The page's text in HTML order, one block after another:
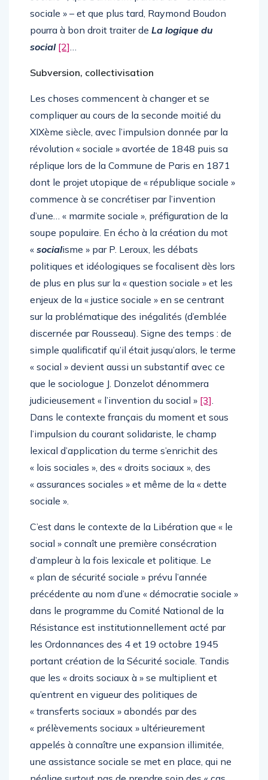
sociale » – et que plus tard, Raymond Boudon
pourra à bon droit traiter de La logique du
social [2]…
Subversion, collectivisation
Les choses commencent à changer et se
compliquer au cours de la seconde moitié du
XIXème siècle, avec l’impulsion donnée par la
révolution « sociale » avortée de 1848 puis sa
réplique lors de la Commune de Paris en 1871
dont le projet utopique de « république sociale »
commence à se concrétiser par l’invention
d’une… « marmite sociale », préfiguration de la
soupe populaire. En écho à la création du mot
« socialisme » par P. Leroux, les débats
politiques et idéologiques se focalisent dès lors
de plus en plus sur la « question sociale » et les
enjeux de la « justice sociale » en se centrant
sur la problématique des inégalités (d’emblée
discernée par Rousseau). Signe des temps : de
simple qualificatif qu’il était jusqu’alors, le terme
« social » devient aussi un substantif avec ce
que le sociologue J. Donzelot dénommera
judicieusement « l’invention du social » [3].
Dans le contexte français du moment et sous
l’impulsion du courant solidariste, le champ
lexical d’application du terme s’enrichit des
« lois sociales », des « droits sociaux », des
« assurances sociales » et même de la « dette
sociale ».
C’est dans le contexte de la Libération que « le
social » connaît une première consécration
d’ampleur à la fois lexicale et politique. Le
« plan de sécurité sociale » prévu l’année
précédente au nom d’une « démocratie sociale »
dans le programme du Comité National de la
Résistance est institutionnellement acté par
les Ordonnances des 4 et 19 octobre 1945
portant création de la Sécurité sociale. Tandis
que les « droits sociaux à » se multiplient et
qu’entrent en vigueur des politiques de
« transferts sociaux » abondés par des
« prélèvements sociaux » ultérieurement
appelés à connaître une expansion illimitée,
une assistance sociale se met en place, qui ne